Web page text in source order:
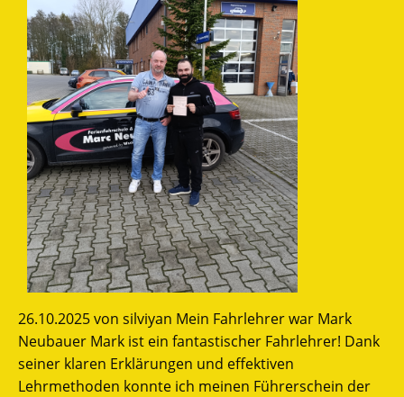
26.10.2025 von silviyan Mein Fahrlehrer war Mark
Neubauer Mark ist ein fantastischer Fahrlehrer! Dank
seiner klaren Erklärungen und effektiven
Lehrmethoden konnte ich meinen Führerschein der